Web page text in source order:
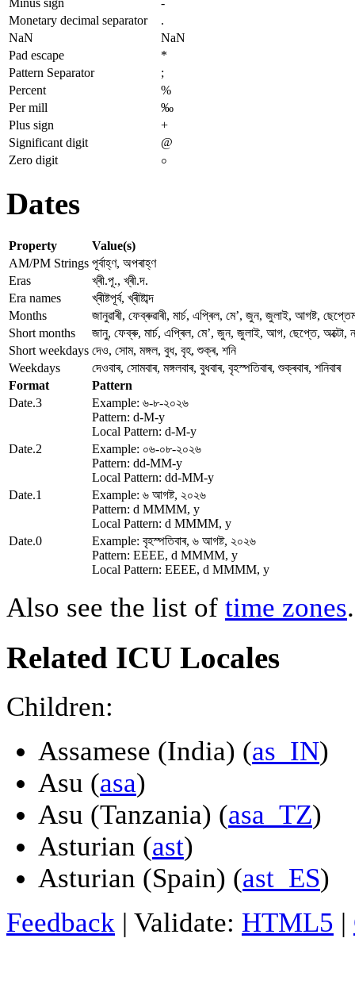
Monetary decimal separator
.
NaN
NaN
Pad escape
*
Pattern Separator
;
Percent
%
Per mill
‰
Plus sign
+
Significant digit
@
Zero digit
০
Dates
Property
Value(s)
AM/PM Strings পূৰ্বাহ্ণ, অপৰাহ্ণ
Eras
খ্ৰী.পূ., খ্ৰী.দ.
Era names
খ্ৰীষ্টপূৰ্ব, খ্ৰীষ্টাব্দ
Months
জানুৱাৰী, ফেব্ৰুৱাৰী, মাৰ্চ, এপ্ৰিল, মে’, জুন, জুলাই, আগষ্ট,
Short months
জানু, ফেব্ৰু, মাৰ্চ, এপ্ৰিল, মে’, জুন, জুলাই, আগ, ছেপ্তে, অক্টো,
Short weekdays দেও, সোম, মঙ্গল, বুধ, বৃহ, শুক্ৰ, শনি
Weekdays
দেওবাৰ, সোমবাৰ, মঙ্গলবাৰ, বুধবাৰ, বৃহস্পতিবাৰ, শুক্ৰবাৰ, শনিবাৰ
Format
Pattern
Date.3
Example: ৬-৮-২০২৬
Pattern: d-M-y
Local Pattern: d-M-y
Date.2
Example: ০৬-০৮-২০২৬
Pattern: dd-MM-y
Local Pattern: dd-MM-y
Date.1
Example: ৬ আগষ্ট, ২০২৬
Pattern: d MMMM, y
Local Pattern: d MMMM, y
Date.0
Example: বৃহস্পতিবাৰ, ৬ আগষ্ট, ২০২৬
Pattern: EEEE, d MMMM, y
Local Pattern: EEEE, d MMMM, y
Also see the list of time zones.
Related ICU Locales
Children:
Assamese (India) (as_IN)
Asu (asa)
Asu (Tanzania) (asa_TZ)
Asturian (ast)
Asturian (Spain) (ast_ES)
Feedback | Validate: HTML5 |